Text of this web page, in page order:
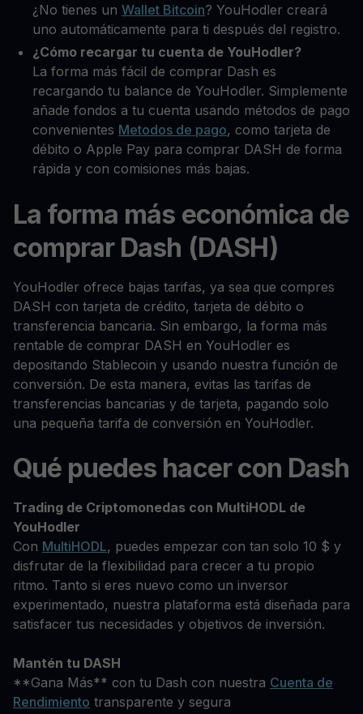
¿No tienes un Wallet Bitcoin? YouHodler creará
uno automáticamente para ti después del registro.
¿Cómo recargar tu cuenta de YouHodler?
La forma más fácil de comprar Dash es
recargando tu balance de YouHodler. Simplemente
añade fondos a tu cuenta usando métodos de pago
convenientes Metodos de pago, como tarjeta de
débito o Apple Pay para comprar DASH de forma
rápida y con comisiones más bajas.
La forma más económica de
comprar Dash (DASH)
YouHodler ofrece bajas tarifas, ya sea que compres
DASH con tarjeta de crédito, tarjeta de débito o
transferencia bancaria. Sin embargo, la forma más
rentable de comprar DASH en YouHodler es
depositando Stablecoin y usando nuestra función de
conversión. De esta manera, evitas las tarifas de
transferencias bancarias y de tarjeta, pagando solo
una pequeña tarifa de conversión en YouHodler.
Qué puedes hacer con Dash
Trading de Criptomonedas con MultiHODL de
YouHodler
Con MultiHODL, puedes empezar con tan solo 10 $ y
disfrutar de la flexibilidad para crecer a tu propio
ritmo. Tanto si eres nuevo como un inversor
experimentado, nuestra plataforma está diseñada para
satisfacer tus necesidades y objetivos de inversión.
Mantén tu DASH
**Gana Más** con tu Dash con nuestra Cuenta de
Rendimiento transparente y segura